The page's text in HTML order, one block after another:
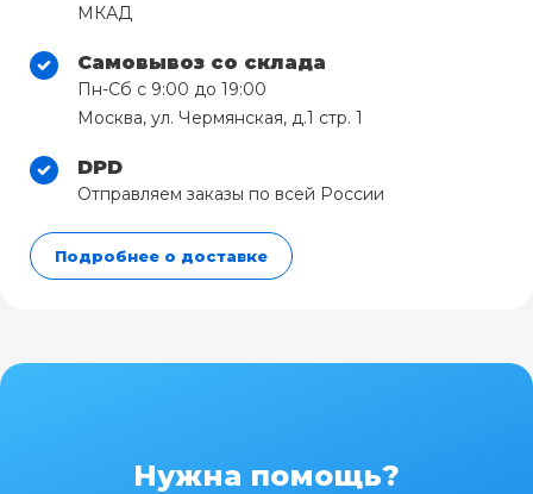
МКАД
Самовывоз со склада
Пн-Сб с 9:00 до 19:00
Москва, ул. Чермянская, д.1 стр. 1
DPD
Отправляем заказы по всей России
Подробнее о доставке
Нужна помощь?